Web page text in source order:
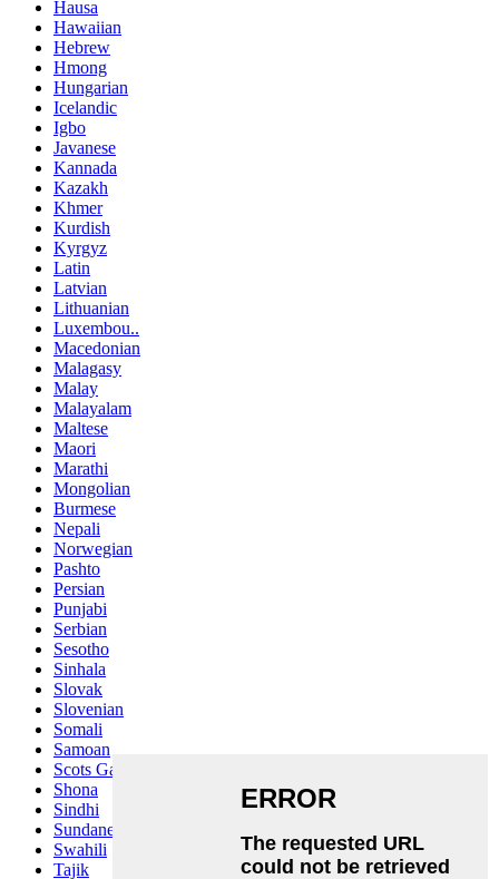
Hausa
Hawaiian
Hebrew
Hmong
Hungarian
Icelandic
Igbo
Javanese
Kannada
Kazakh
Khmer
Kurdish
Kyrgyz
Latin
Latvian
Lithuanian
Luxembou..
Macedonian
Malagasy
Malay
Malayalam
Maltese
Maori
Marathi
Mongolian
Burmese
Nepali
Norwegian
Pashto
Persian
Punjabi
Serbian
Sesotho
Sinhala
Slovak
Slovenian
Somali
Samoan
Scots Gaelic
Shona
Sindhi
Sundanese
Swahili
Tajik